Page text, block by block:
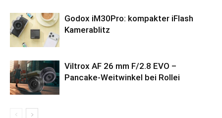
Godox iM30Pro: kompakter iFlash
Kamerablitz
Viltrox AF 26 mm F/2.8 EVO –
Pancake-Weitwinkel bei Rollei